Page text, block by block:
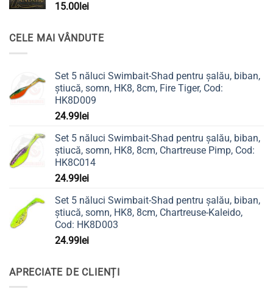
15.00lei
CELE MAI VÂNDUTE
Set 5 năluci Swimbait-Shad pentru șalău, biban,
știucă, somn, HK8, 8cm, Fire Tiger, Cod:
HK8D009
24.99lei
Set 5 năluci Swimbait-Shad pentru șalău, biban,
știucă, somn, HK8, 8cm, Chartreuse Pimp, Cod:
HK8C014
24.99lei
Set 5 năluci Swimbait-Shad pentru șalău, biban,
știucă, somn, HK8, 8cm, Chartreuse-Kaleido,
Cod: HK8D003
24.99lei
APRECIATE DE CLIENȚI